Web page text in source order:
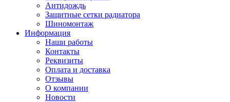
Антидождь
Защитные сетки радиатора
Шиномонтаж
Информация
Наши работы
Контакты
Реквизиты
Оплата и доставка
Отзывы
О компании
Новости